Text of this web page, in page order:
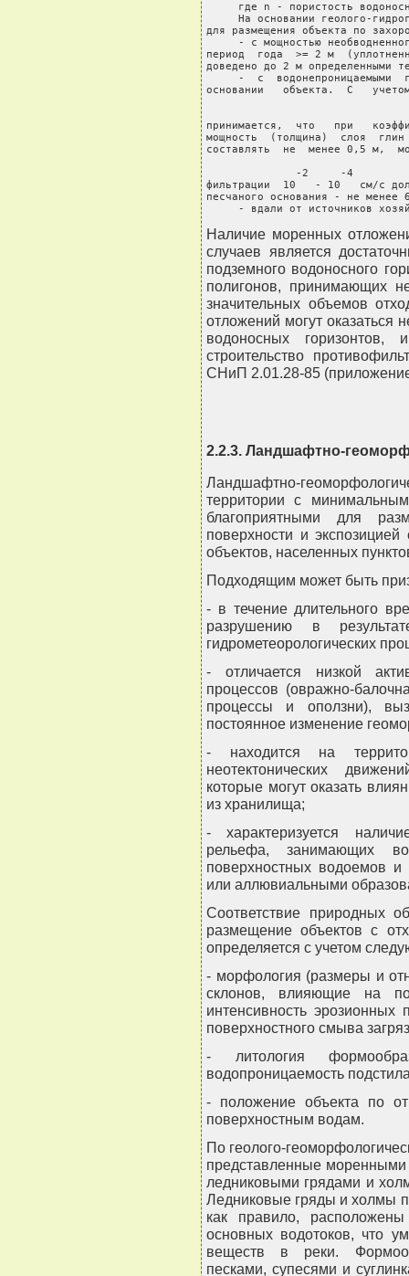
где n - пористость
На основании геолого-
для размещения объекта по
- с мощностью
период  года  >= 2 м
доведено до 2 м определенными
-  с  водонепроницаемыми
основании   объекта.  С
принимается,  что   при
мощность  (толщина)  слоя
составлять  не  менее 0,5 м,
              -2     -4
фильтрации  10   - 10   см/с
песчаного основания - не менее
- вдали от источников
Наличие моренных
случаев является
подземного водоносного
полигонов, принимающих
значительных объемов
отложений могут оказаться
водоносных горизонтов,
строительство
СНиП 2.01.28-85
2.2.3. Ландшафтно-
Ландшафтно-
территории с
благоприятными для
поверхности и
объектов, населенных
Подходящим может быть
- в течение длительного
разрушению в
гидрометеорологических
- отличается низкой
процессов (овражно-
процессы и оползни),
постоянное изменение
- находится на
неотектонических
которые могут оказать
из хранилища;
- характеризуется
рельефа, занимающих
поверхностных водоемов
или аллювиальными
Соответствие природных
размещение объектов с
определяется с учетом
- морфология (размеры и
склонов, влияющие на
интенсивность
поверхностного смыва
- литология
водопроницаемость
- положение объекта по
поверхностным водам.
По геолого-
представленные
ледниковыми грядами и
Ледниковые гряды и холмы
как правило,
основных водотоков, что
веществ в реки.
песками, супесями и